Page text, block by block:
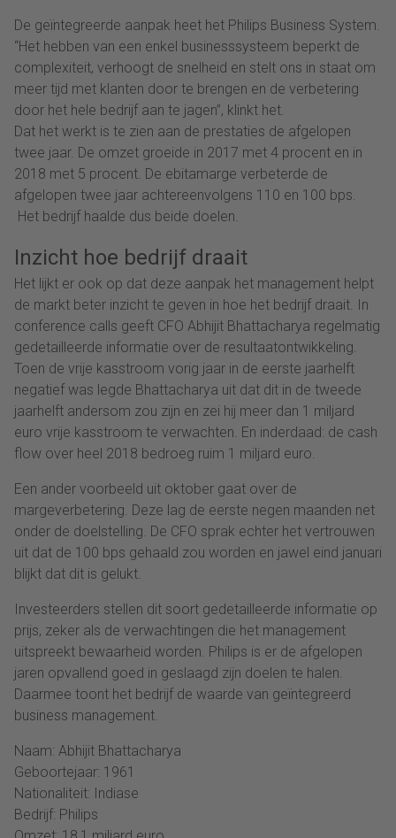
De geïntegreerde aanpak heet het Philips Business System.
“Het hebben van een enkel businesssysteem beperkt de
complexiteit, verhoogt de snelheid en stelt ons in staat om
meer tijd met klanten door te brengen en de verbetering
door het hele bedrijf aan te jagen”, klinkt het.
Dat het werkt is te zien aan de prestaties de afgelopen
twee jaar. De omzet groeide in 2017 met 4 procent en in
2018 met 5 procent. De ebitamarge verbeterde de
afgelopen twee jaar achtereenvolgens 110 en 100 bps.
Het bedrijf haalde dus beide doelen.
Inzicht hoe bedrijf draait
Het lijkt er ook op dat deze aanpak het management helpt
de markt beter inzicht te geven in hoe het bedrijf draait. In
conference calls geeft CFO Abhijit Bhattacharya regelmatig
gedetailleerde informatie over de resultaatontwikkeling.
Toen de vrije kasstroom vorig jaar in de eerste jaarhelft
negatief was legde Bhattacharya uit dat dit in de tweede
jaarhelft andersom zou zijn en zei hij meer dan 1 miljard
euro vrije kasstroom te verwachten. En inderdaad: de cash
flow over heel 2018 bedroeg ruim 1 miljard euro.
Een ander voorbeeld uit oktober gaat over de
margeverbetering. Deze lag de eerste negen maanden net
onder de doelstelling. De CFO sprak echter het vertrouwen
uit dat de 100 bps gehaald zou worden en jawel eind januari
blijkt dat dit is gelukt.
Investeerders stellen dit soort gedetailleerde informatie op
prijs, zeker als de verwachtingen die het management
uitspreekt bewaarheid worden. Philips is er de afgelopen
jaren opvallend goed in geslaagd zijn doelen te halen.
Daarmee toont het bedrijf de waarde van geïntegreerd
business management.
Naam: Abhijit Bhattacharya
Geboortejaar: 1961
Nationaliteit: Indiase
Bedrijf: Philips